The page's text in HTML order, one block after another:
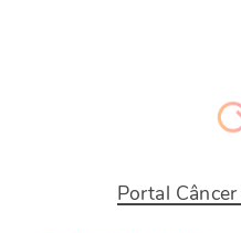
Portal